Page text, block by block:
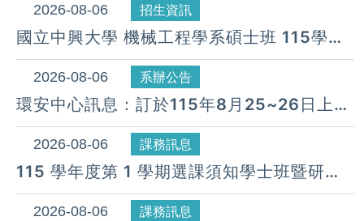
2026-08-06 招生資訊
國立中興大學 機械工程學系碩士班 115學年
度 第25梯次遞補公告( 08月 06日)
2026-08-06 系辦公告
環安中心訊息：訂於115年8月25~26日上午
08:30~下午17:00假惠蓀堂辦理「115年度
新進人員職業安全衛生教育訓練」
2026-08-06 課務訊息
115 學年度第 1 學期選課須知學士班暨研究
所(COURSE SELECTION GUIDE IN THIS
SEMESTER)
2026-08-06 課務訊息